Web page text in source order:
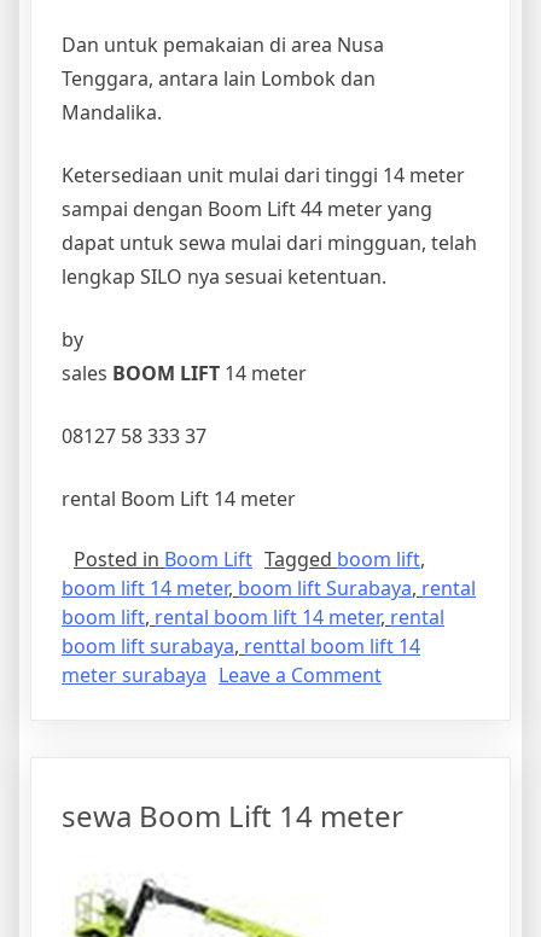
Dan untuk pemakaian di area Nusa
Tenggara, antara lain Lombok dan
Mandalika.
Ketersediaan unit mulai dari tinggi 14 meter
sampai dengan Boom Lift 44 meter yang
dapat untuk sewa mulai dari mingguan, telah
lengkap SILO nya sesuai ketentuan.
by
sales BOOM LIFT 14 meter
08127 58 333 37
rental Boom Lift 14 meter
Posted in Boom Lift Tagged boom lift,
boom lift 14 meter, boom lift Surabaya, rental
boom lift, rental boom lift 14 meter, rental
boom lift surabaya, renttal boom lift 14
meter surabaya Leave a Commenton
meter
sewa Boom Lift 14 meter